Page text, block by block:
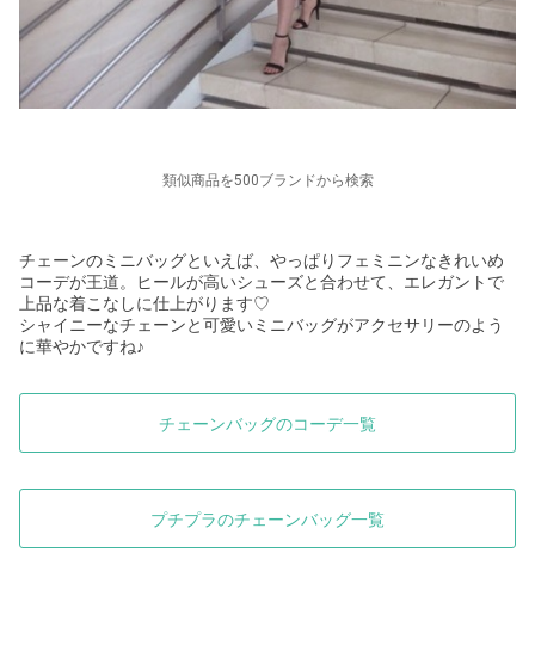
類似商品を500ブランドから検索
チェーンのミニバッグといえば、やっぱりフェミニンなきれいめ
コーデが王道。ヒールが高いシューズと合わせて、エレガントで
上品な着こなしに仕上がります♡
シャイニーなチェーンと可愛いミニバッグがアクセサリーのよう
に華やかですね♪
チェーンバッグのコーデ一覧
プチプラのチェーンバッグ一覧